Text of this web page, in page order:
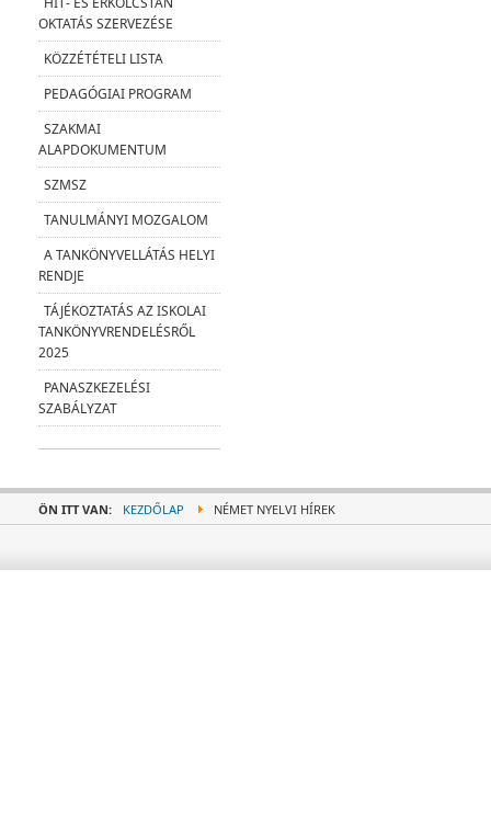
OKTATÁS SZERVEZÉSE
KÖZZÉTÉTELI LISTA
PEDAGÓGIAI PROGRAM
SZAKMAI
ALAPDOKUMENTUM
SZMSZ
TANULMÁNYI MOZGALOM
A TANKÖNYVELLÁTÁS HELYI
RENDJE
TÁJÉKOZTATÁS AZ ISKOLAI
TANKÖNYVRENDELÉSRŐL
2025
PANASZKEZELÉSI
SZABÁLYZAT
ÖN ITT VAN: KEZDŐLAP NÉMET NYELVI HÍREK